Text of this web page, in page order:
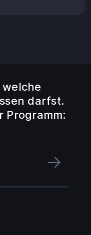
welche
darfst.
Programm: